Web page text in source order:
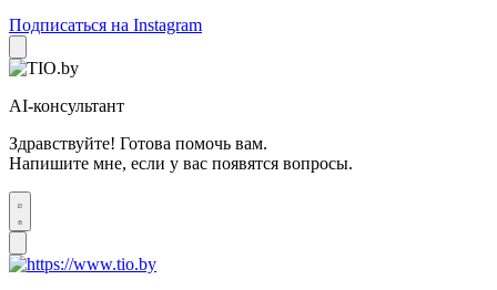
Подписаться на Instagram
AI-консультант
Здравствуйте! Готова помочь вам.
Напишите мне, если у вас появятся вопросы.